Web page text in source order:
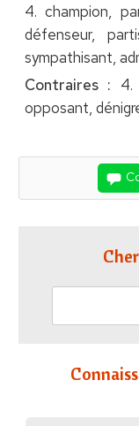
4. champion,
défenseur,
sympathisant,
Contraires : 4.
opposant,